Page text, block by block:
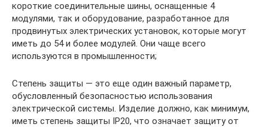
короткие соединительные шины, оснащенные 4
модулями, так и оборудование, разработанное для
продвинутых электрических установок, которые могут
иметь до 54 и более модулей. Они чаще всего
используются в промышленности;
Степень защиты — это еще один важный параметр,
обусловленный безопасностью использования
электрической системы. Изделие должно, как минимум,
иметь степень защиты IP20, что означает защиту от